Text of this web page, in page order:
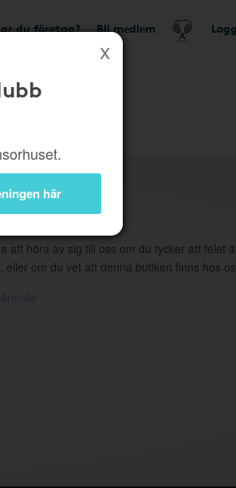
du företag? Bli medlem
här
butik
att höra av sig till oss om du tycker att felet
eller om du vet att denna butiken finns hos